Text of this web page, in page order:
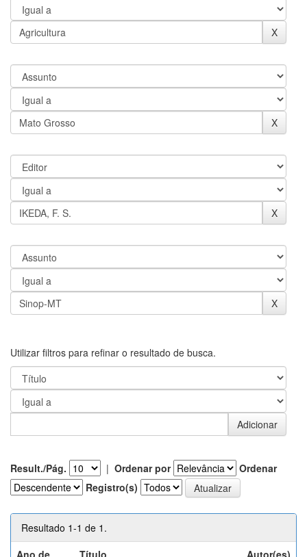
Utilizar filtros para refinar o resultado de busca.
Result./Pág. | Ordenar por
Ordenar
Registro(s)
Resultado 1-1 de 1.
Ano de
Título Autor(es)